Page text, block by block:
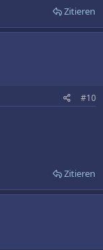
Zitieren
#10
Zitieren